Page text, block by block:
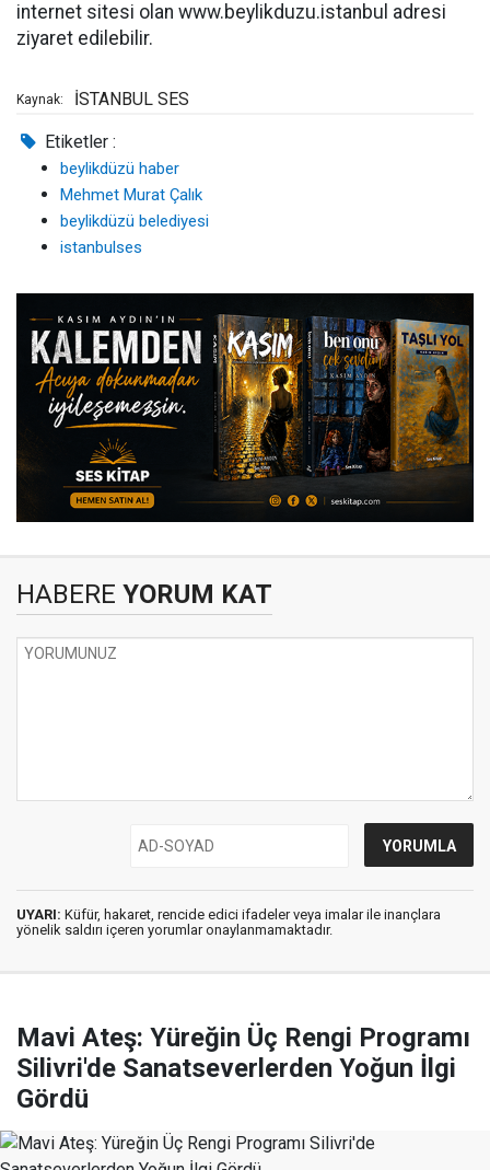
internet sitesi olan www.beylikduzu.istanbul adresi
ziyaret edilebilir.
Kaynak: İSTANBUL SES
Etiketler :
beylikdüzü haber
Mehmet Murat Çalık
beylikdüzü belediyesi
istanbulses
HABERE YORUM KAT
UYARI: Küfür, hakaret, rencide edici ifadeler veya imalar ile inançlara
yönelik saldırı içeren yorumlar onaylanmamaktadır.
Mavi Ateş: Yüreğin Üç Rengi Programı
Silivri'de Sanatseverlerden Yoğun İlgi
Gördü